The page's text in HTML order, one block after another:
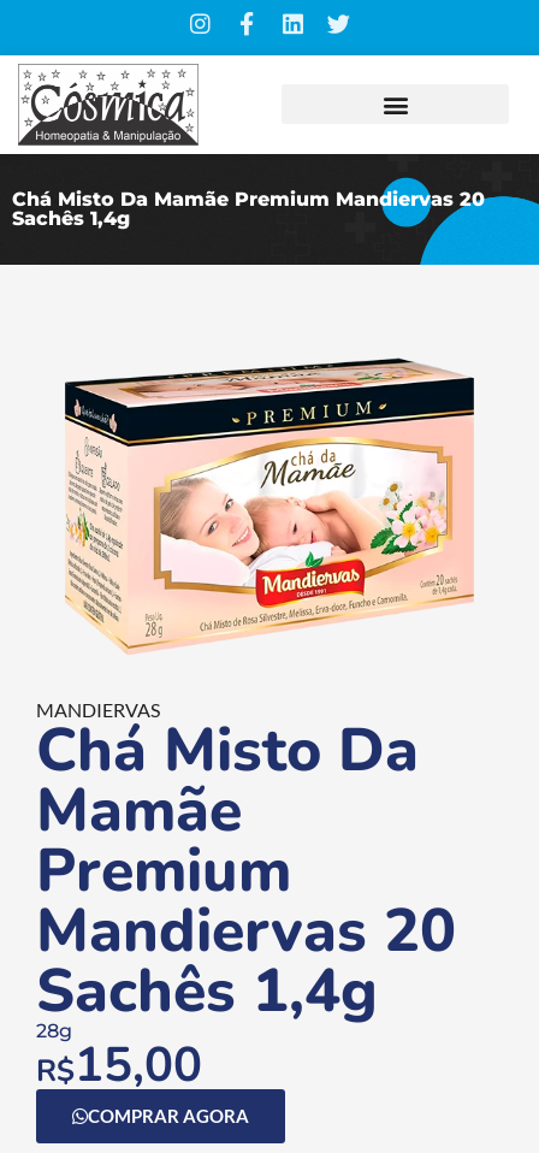
Chá Misto Da Mamãe Premium Mandiervas 20
Sachês 1,4g
MANDIERVAS
Chá Misto Da
Mamãe
Premium
Mandiervas 20
Sachês 1,4g
28g
R$15,00
COMPRAR AGORA